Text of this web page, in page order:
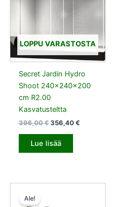
LOPPU VARASTOSTA
Secret Jardin Hydro
Shoot 240x240x200
cm R2.00
Kasvatusteltta
396,00€ 356,40€
Lue lisää
Ale!